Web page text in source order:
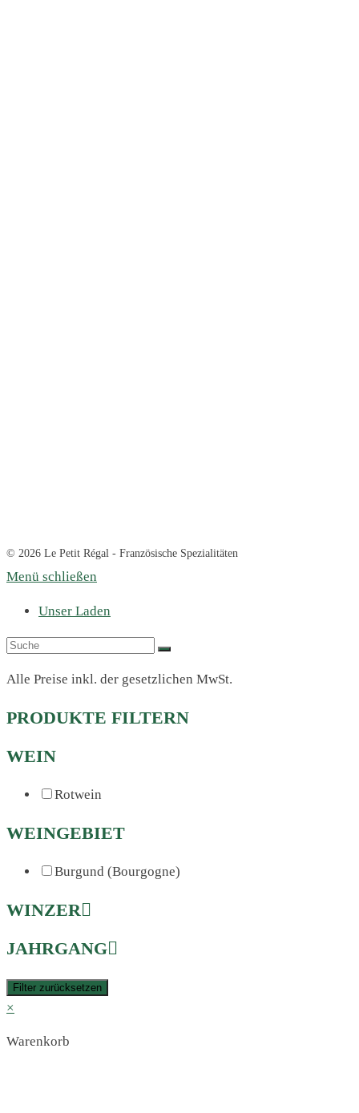
© 2026 Le Petit Régal - Französische Spezialitäten
Menü schließen
Unser Laden
Alle Preise inkl. der gesetzlichen MwSt.
PRODUKTE FILTERN
WEIN
Rotwein
WEINGEBIET
Burgund (Bourgogne)
WINZER
JAHRGANG
Filter zurücksetzen
×
Warenkorb